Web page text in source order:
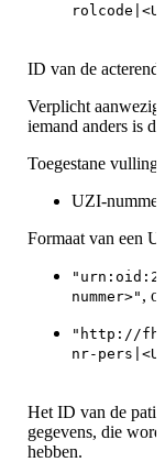
ID van de
Verplicht
iemand anders is
Toegestane
UZI-
Formaat van een
nummer>" , of
"http://
nr-
Het ID van de
gegevens, die
hebben.